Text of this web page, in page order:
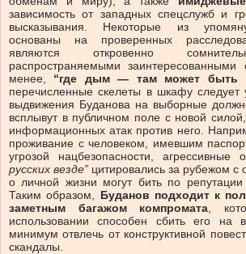
зависимость от западных спецслужб и
высказывания. Некоторые из
основаны на проверенных
являются откровенно
распространяемыми
менее, “где дым — там может быть
перечисленные скелеты в шкафу следует
выдвижения Буданова на выборные
всплывут в публичном поле с новой
информационных атак против него.
проживание с человеком, имевшим
угрозой нацбезопасности, агрессивные
русских везде” цитировались за рубежом с
о личной жизни могут бить по
Таким образом, Буданов подходит к
заметным багажом компромата ,
использовании способен сбить его на
минимум отвлечь от конструктивной
скандалы.